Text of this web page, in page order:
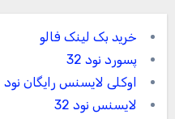
خرید بک لینک فالو
پسورد نود 32
اوکلی لایسنس رایگان نود 32
لایسنس نود 32